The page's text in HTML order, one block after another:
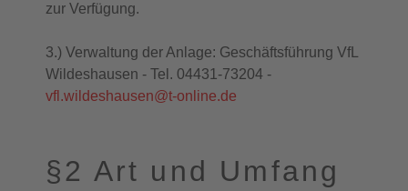
zur Verfügung.
3.) Verwaltung der Anlage: Geschäftsführung VfL
Wildeshausen - Tel. 04431-73204 -
vfl.wildeshausen@t-online.de
§2 Art und Umfang